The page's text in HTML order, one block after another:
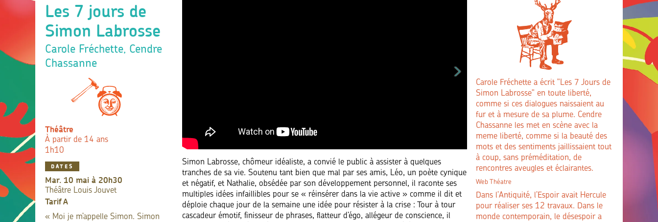
Les 7 jours de
Simon Labrosse
Carole Fréchette, Cendre
Chassanne
Théâtre
À partir de 14 ans
1h10
DATES
mar. 10 mai à 20h30
Théâtre Louis Jouvet
TarifA
« Moi je m’appelle Simon. Simon
Simon Labrosse, chômeur idéaliste, a convié le public à assister à quelques
tranches de sa vie. Soutenu tant bien que mal par ses amis, Léo, un poète cynique
et négatif, et Nathalie, obsédée par son développement personnel, il raconte ses
multiples idées infaillibles pour se « réinsérer dans la vie active » comme il dit et
déploie chaque jour de la semaine une idée pour résister à la crise : Tour à tour
cascadeur émotif, finisseur de phrases, flatteur d’égo, allégeur de conscience, il
Carole Fréchette a écrit "Les 7 Jours de
Simon Labrosse" en toute liberté,
comme si ces dialogues naissaient au
fur et à mesure de sa plume. Cendre
Chassanne les met en scène avec la
meme liberté, comme si la beauté des
mots et des sentiments jaillissaient tout
à coup, sans préméditation, de
rencontres aveugles et éclairantes.
Web Théatre
Dans l’Antiquité, l’Espoir avait Hercule
pour réaliser ses 12 travaux. Dans le
monde contemporain, le désespoir a